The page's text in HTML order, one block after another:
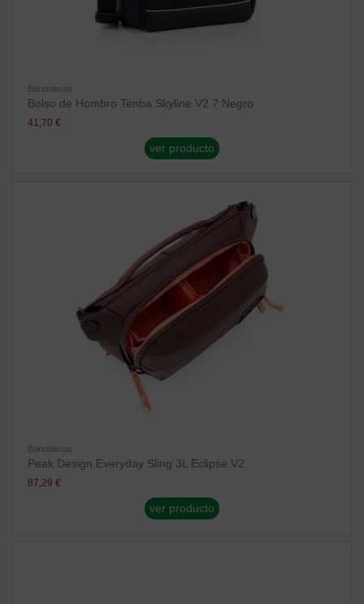
Bandoleras
Bolso de Hombro Tenba Skyline V2 7 Negro
41,70 €
ver producto
Bandoleras
Peak Design Everyday Sling 3L Eclipse V2
87,29 €
ver producto